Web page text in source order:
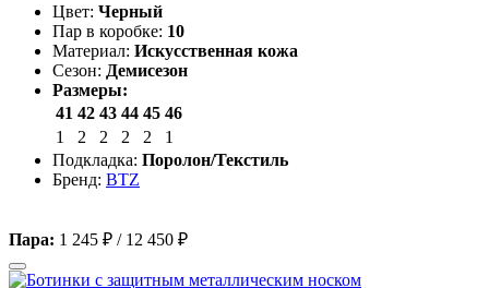
Цвет: Черный
Пар в коробке: 10
Материал: Искусственная кожа
Сезон: Демисезон
Размеры:
41 42 43 44 45 46
1
2 2 2 2
1
Подкладка: Поролон/Текстиль
Бренд: BTZ
Пара: 1 245 ₽ / 12 450 ₽